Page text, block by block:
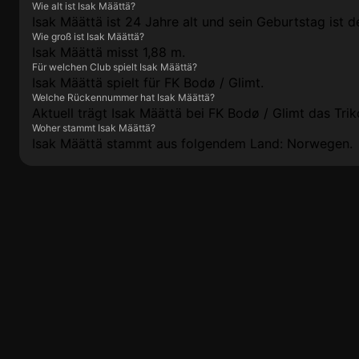
Wie alt ist Isak Määttä?
Isak Määttä ist 24 Jahre alt und sein Geburtstag ist
Wie groß ist Isak Määttä?
Isak Määttä misst 1,88 m.
Für welchen Club spielt Isak Määttä?
Isak Määttä spielt für FK Bodø / Glimt.
Welche Rückennummer hat Isak Määttä?
Aktuell trägt Isak Määttä bei FK Bodø / Glimt das
Woher stammt Isak Määttä?
Isak Määttä stammt aus folgendem Land: Norwegen.